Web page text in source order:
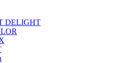
DELIGHT